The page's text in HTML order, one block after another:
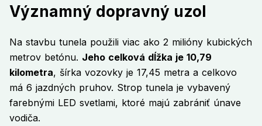
Významný dopravný uzol
Na stavbu tunela použili viac ako 2 milióny kubických
metrov betónu. Jeho celková dĺžka je 10,79
kilometra, šírka vozovky je 17,45 metra a celkovo
má 6 jazdných pruhov. Strop tunela je vybavený
farebnými LED svetlami, ktoré majú zabrániť únave
vodiča.